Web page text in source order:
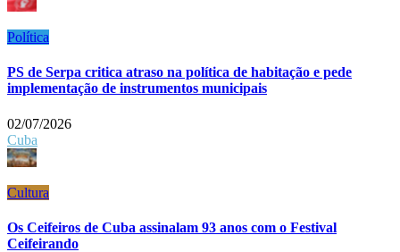
Política
PS de Serpa critica atraso na política de habitação e pede
implementação de instrumentos municipais
02/07/2026
Cuba
Cultura
Os Ceifeiros de Cuba assinalam 93 anos com o Festival
Ceifeirando